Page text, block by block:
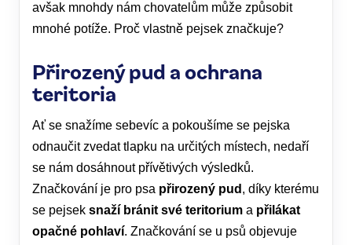
avšak mnohdy nám chovatelům může způsobit
mnohé potíže. Proč vlastně pejsek značkuje?
Přirozený pud a ochrana
teritoria
Ať se snažíme sebevíc a pokoušíme se pejska
odnaučit zvedat tlapku na určitých místech, nedaří
se nám dosáhnout přívětivých výsledků.
Značkování je pro psa přirozený pud , díky kterému
se pejsek snaží bránit své teritorium a přilákat
opačné pohlaví. Značkování se u psů objevuje